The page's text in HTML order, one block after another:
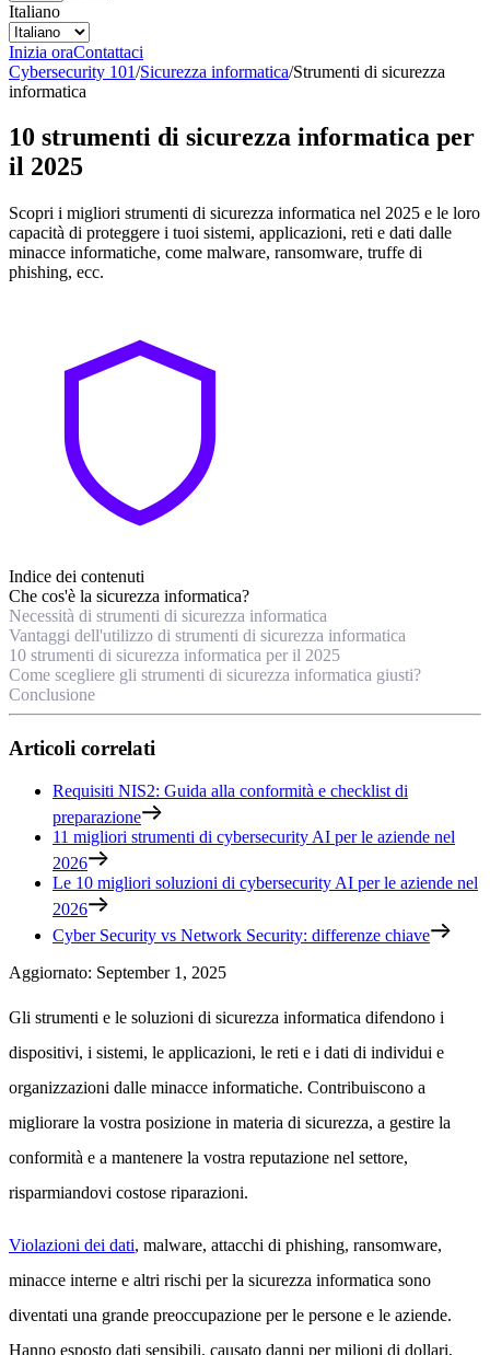
Italiano
Inizia oraContattaci
Cybersecurity 101/Sicurezza informatica/Strumenti di sicurezza
informatica
10 strumenti di sicurezza informatica per
il 2025
Scopri i migliori strumenti di sicurezza informatica nel 2025 e le loro
capacità di proteggere i tuoi sistemi, applicazioni, reti e dati dalle
minacce informatiche, come malware, ransomware, truffe di
phishing, ecc.
Indice dei contenuti
Che cos'è la sicurezza informatica?
Necessità di strumenti di sicurezza informatica
Vantaggi dell'utilizzo di strumenti di sicurezza informatica
10 strumenti di sicurezza informatica per il 2025
Come scegliere gli strumenti di sicurezza informatica giusti?
Conclusione
Articoli correlati
Requisiti NIS2: Guida alla conformità e checklist di
preparazione
11 migliori strumenti di cybersecurity AI per le aziende nel
2026
Le 10 migliori soluzioni di cybersecurity AI per le aziende nel
2026
Cyber Security vs Network Security: differenze chiave
Aggiornato: September 1, 2025
Gli strumenti e le soluzioni di sicurezza informatica difendono i
dispositivi, i sistemi, le applicazioni, le reti e i dati di individui e
organizzazioni dalle minacce informatiche. Contribuiscono a
migliorare la vostra posizione in materia di sicurezza, a gestire la
conformità e a mantenere la vostra reputazione nel settore,
risparmiandovi costose riparazioni.
Violazioni dei dati, malware, attacchi di phishing, ransomware,
minacce interne e altri rischi per la sicurezza informatica sono
diventati una grande preoccupazione per le persone e le aziende.
Hanno esposto dati sensibili, causato danni per milioni di dollari,